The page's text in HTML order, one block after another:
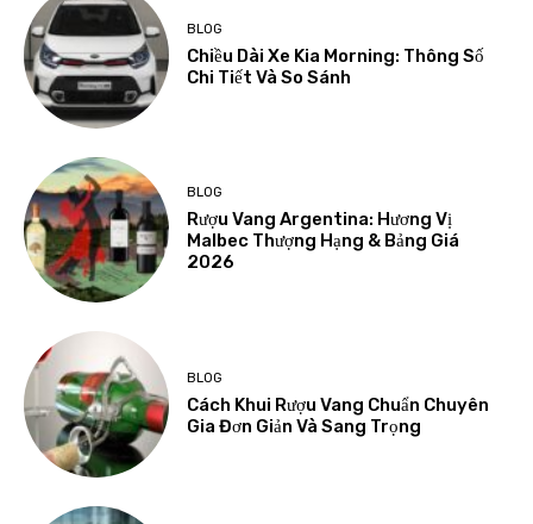
BLOG
Chiều Dài Xe Kia Morning: Thông Số
Chi Tiết Và So Sánh
BLOG
Rượu Vang Argentina: Hương Vị
Malbec Thượng Hạng & Bảng Giá
2026
BLOG
Cách Khui Rượu Vang Chuẩn Chuyên
Gia Đơn Giản Và Sang Trọng